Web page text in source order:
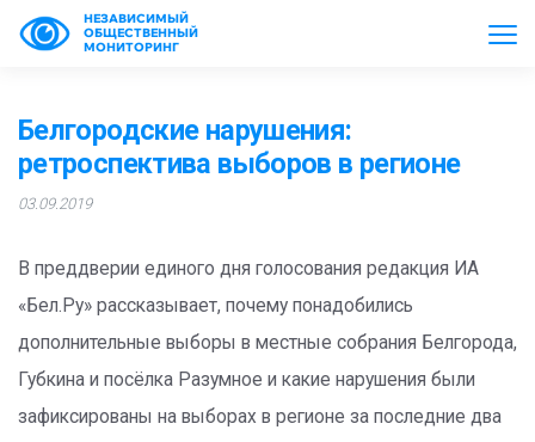
НЕЗАВИСИМЫЙ
ОБЩЕСТВЕННЫЙ
МОНИТОРИНГ
Белгородские нарушения:
ретроспектива выборов в регионе
03.09.2019
В преддверии единого дня голосования редакция ИА
«Бел.Ру» рассказывает, почему понадобились
дополнительные выборы в местные собрания Белгорода,
Губкина и посёлка Разумное и какие нарушения были
зафиксированы на выборах в регионе за последние два